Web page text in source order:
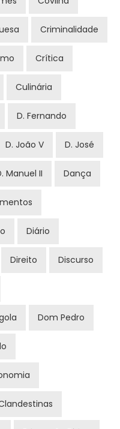
Criminalidade
Crítica
Culinária
D. Fernando
D. João V D. José
Manuel II Dança
Diário
Direito Discurso
Dom Pedro